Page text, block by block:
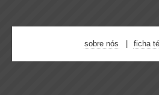
sobre nós ficha